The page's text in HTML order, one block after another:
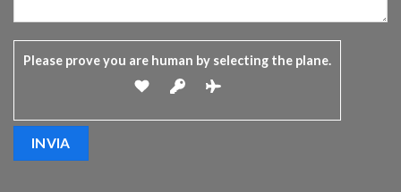
Please prove you are human by selecting the plane.